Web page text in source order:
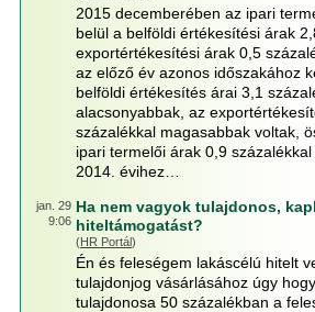
2015 decemberében az ipari
belül a belföldi értékesítési árak
exportértékesítési árak 0,5
az előző év azonos időszakához
belföldi értékesítés árai 3,1
alacsonyabbak, az
százalékkal magasabbak voltak,
ipari termelői árak 0,9
2014. évihez…
jan. 29
9:06
Ha nem vagyok tulajdonos,
hiteltámogatást?
(HR Portál)
Én és feleségem lakáscélú hitelt
tulajdonjog vásárlásához úgy
tulajdonosa 50 százalékban a